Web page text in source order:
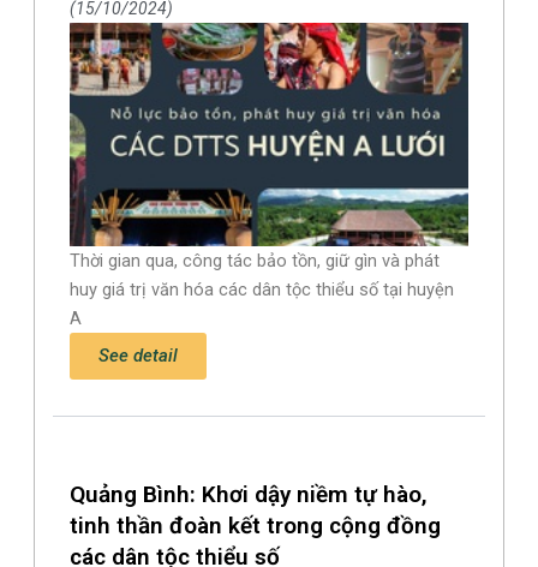
15/10/2024
Thời gian qua, công tác bảo tồn, giữ gìn và phát
huy giá trị văn hóa các dân tộc thiểu số tại huyện
A
See detail
Quảng Bình: Khơi dậy niềm tự hào,
tinh thần đoàn kết trong cộng đồng
các dân tộc thiểu số